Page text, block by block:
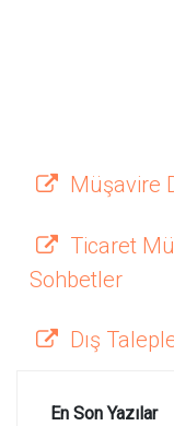
Müşavire
Ticaret
Sohbetler
Dış
En Son Yazılar